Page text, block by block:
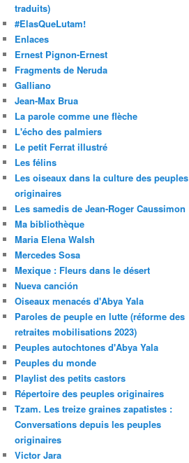
traduits)
#ElasQueLutam!
Enlaces
Ernest Pignon-Ernest
Fragments de Neruda
Galliano
Jean-Max Brua
La parole comme une flèche
L'écho des palmiers
Le petit Ferrat illustré
Les félins
Les oiseaux dans la culture des peuples
originaires
Les samedis de Jean-Roger Caussimon
Ma bibliothèque
Maria Elena Walsh
Mercedes Sosa
Mexique : Fleurs dans le désert
Nueva canción
Oiseaux menacés d'Abya Yala
Paroles de peuple en lutte (réforme des
retraites mobilisations 2023)
Peuples autochtones d'Abya Yala
Peuples du monde
Playlist des petits castors
Répertoire des peuples originaires
Tzam. Les treize graines zapatistes :
Conversations depuis les peuples
originaires
Victor Jara